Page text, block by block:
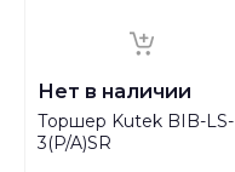
Нет в наличии
Торшер Kutek BIB-LS-
3(P/A)SR